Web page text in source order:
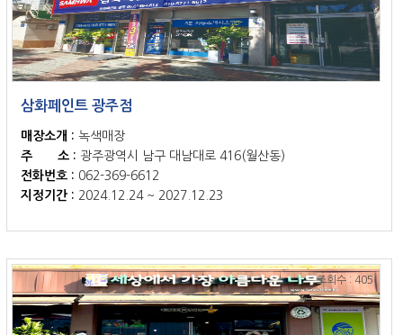
삼화페인트 광주점
매장소개 : 녹색매장
주 소 : 광주광역시 남구 대남대로 416(월산동)
전화번호 : 062-369-6612
지정기간 : 2024.12.24 ~ 2027.12.23
조회수 : 405